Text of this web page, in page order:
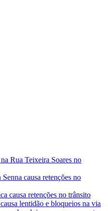
Rua Teixeira Soares no
causa retenções no
causa retenções no trânsito
lentidão e bloqueios na via